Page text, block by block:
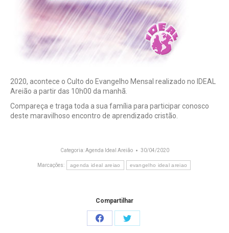
2020, acontece o Culto do Evangelho Mensal realizado no IDEAL
Areião a partir das 10h00 da manhã.
Compareça e traga toda a sua família para participar conosco
deste maravilhoso encontro de aprendizado cristão.
Categoria:Agenda Ideal Areião 30/04/2020
Marcações: agenda ideal areiao evangelho ideal areiao
Compartilhar
Share
Share